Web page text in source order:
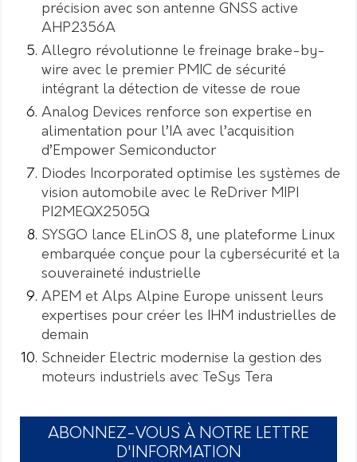
précision avec son antenne GNSS active
AHP2356A
Allegro révolutionne le freinage brake-by-
wire avec le premier PMIC de sécurité
intégrant la détection de vitesse de roue
Analog Devices renforce son expertise en
alimentation pour l’IA avec l’acquisition
d’Empower Semiconductor
Diodes Incorporated optimise les systèmes de
vision automobile avec le ReDriver MIPI
PI2MEQX2505Q
SYSGO lance ELinOS 8, une plateforme Linux
embarquée conçue pour la cybersécurité et la
souveraineté industrielle
APEM et Alps Alpine Europe unissent leurs
expertises pour créer les IHM industrielles de
demain
Schneider Electric modernise la gestion des
moteurs industriels avec TeSys Tera
ABONNEZ-VOUS À NOTRE LETTRE
D'INFORMATION